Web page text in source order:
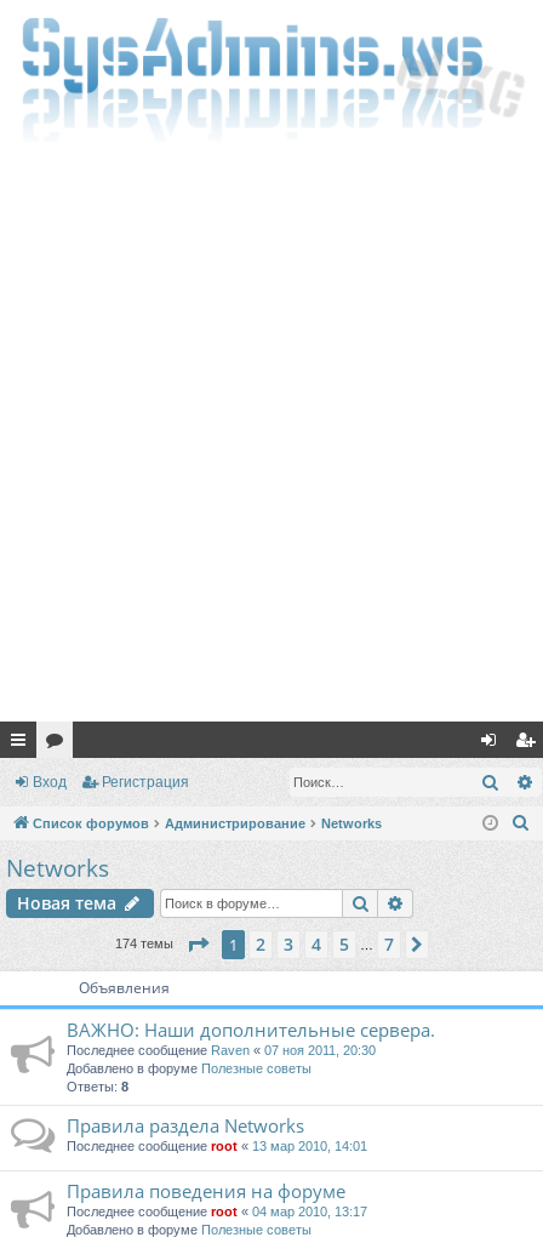
с
ы
и
ор хо
д
ег
ис
Вход Регистрация
Список форумов Администрирование Networks
Networks
Новая тема Поиск
174 темы Страница из 7
1 2 3 4 5 7
Объявления
ВАЖНО: Наши дополнительные сервера.
Последнее сообщение Raven « 07 ноя 2011, 20:30
Добавлено в форуме Полезные советы
Ответы: 8
Правила раздела Networks
Последнее сообщение root « 13 мар 2010, 14:01
Правила поведения на форуме
Последнее сообщение root « 04 мар 2010, 13:17
Добавлено в форуме Полезные советы